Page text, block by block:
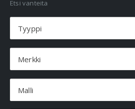
Etsi vanteita
Tyyppi
Merkki
Malli